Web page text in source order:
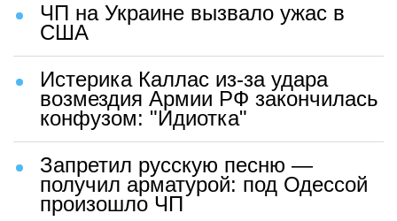
ЧП на Украине вызвало ужас в
США
Истерика Каллас из-за удара
возмездия Армии РФ закончилась
конфузом: "Идиотка"
Запретил русскую песню —
получил арматурой: под Одессой
произошло ЧП